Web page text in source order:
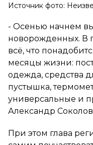
Источник фото:
- Осенью начнем
новорожденных. В
всё, что
месяцы жизни:
одежда, средства
пустышка,
универсальные и
Александр
При этом глава